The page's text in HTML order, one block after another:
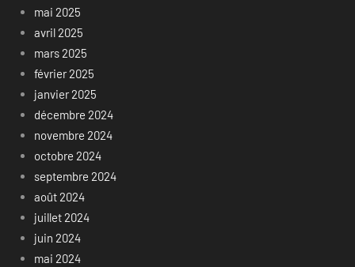
mai 2025
avril 2025
mars 2025
février 2025
janvier 2025
décembre 2024
novembre 2024
octobre 2024
septembre 2024
août 2024
juillet 2024
juin 2024
mai 2024